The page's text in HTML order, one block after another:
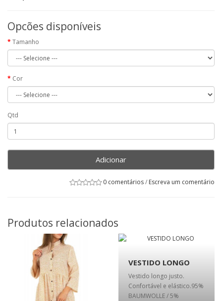
Opcões disponíveis
Tamanho
Cor
Qtd
Adicionar
0 comentários/ Escreva um comentário
Produtos relacionados
VESTIDO LONGO
Vestido longo justo.
Confortável e elástico.95%
BAUMWOLLE / 5%